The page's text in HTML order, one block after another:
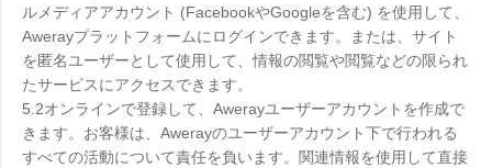
ルメディアアカウント (FacebookやGoogleを含む) を使用して、
Awerayプラットフォームにログインできます。または、サイト
を匿名ユーザーとして使用して、情報の閲覧や閲覧などの限られ
たサービスにアクセスできます。
5.2オンラインで登録して、Awerayユーザーアカウントを作成で
きます。お客様は、Awerayのユーザーアカウント下で行われる
すべての活動について責任を負います。関連情報を使用して直接